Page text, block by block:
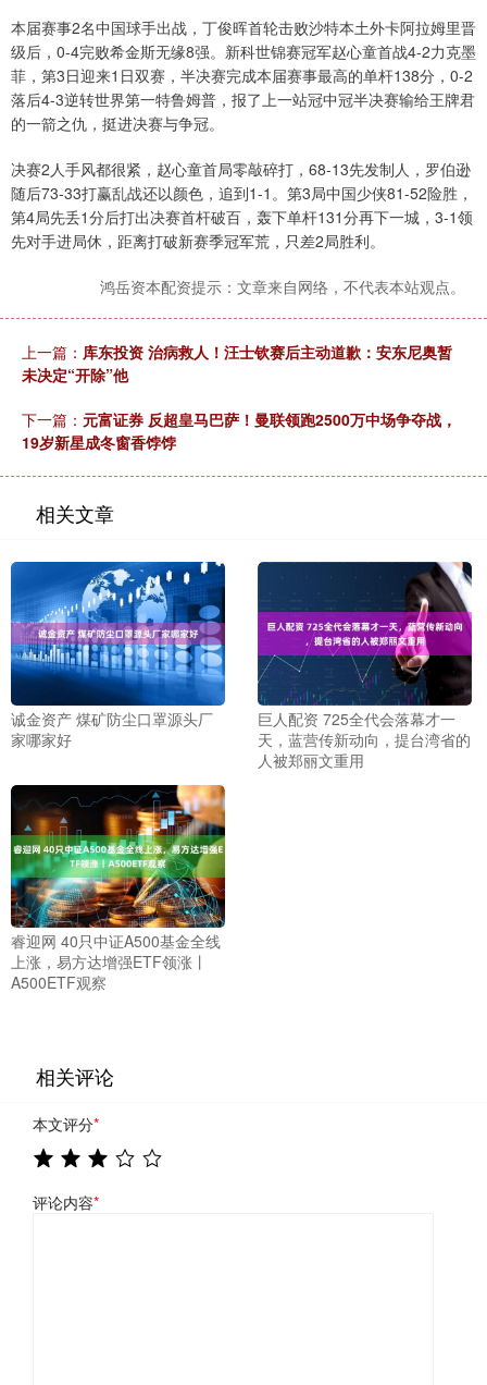
本届赛事2名中国球手出战，丁俊晖首轮击败沙特本土外卡阿拉姆里晋
级后，0-4完败希金斯无缘8强。新科世锦赛冠军赵心童首战4-2力克墨
菲，第3日迎来1日双赛，半决赛完成本届赛事最高的单杆138分，0-2
落后4-3逆转世界第一特鲁姆普，报了上一站冠中冠半决赛输给王牌君
的一箭之仇，挺进决赛与争冠。
决赛2人手风都很紧，赵心童首局零敲碎打，68-13先发制人，罗伯逊
随后73-33打赢乱战还以颜色，追到1-1。第3局中国少侠81-52险胜，
第4局先丢1分后打出决赛首杆破百，轰下单杆131分再下一城，3-1领
先对手进局休，距离打破新赛季冠军荒，只差2局胜利。
鸿岳资本配资提示：文章来自网络，不代表本站观点。
上一篇： 库东投资 治病救人！汪士钦赛后主动道歉：安东尼奥暂
未决定“开除”他
下一篇： 元富证券 反超皇马巴萨！曼联领跑2500万中场争夺战，
19岁新星成冬窗香饽饽
相关文章
诚金资产 煤矿防尘口罩源头厂
家哪家好
巨人配资 725全代会落幕才一
天，蓝营传新动向，提台湾省的
人被郑丽文重用
睿迎网 40只中证A500基金全线
上涨，易方达增强ETF领涨丨
A500ETF观察
相关评论
本文评分*
评论内容*